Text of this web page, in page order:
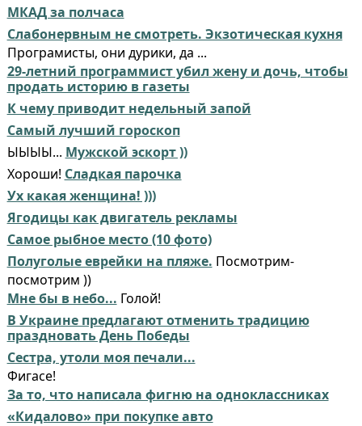
МКАД за полчаса
Слабонервным не смотреть. Экзотическая кухня
Програмисты, они дурики, да ...
29-летний программист убил жену и дочь, чтобы
продать историю в газеты
К чему приводит недельный запой
Самый лучший гороскоп
ЫЫЫЫ... Мужской эскорт ))
Хороши! Сладкая парочка
Ух какая женщина! )))
Ягодицы как двигатель рекламы
Самое рыбное место (10 фото)
Полуголые еврейки на пляже. Посмотрим-
посмотрим ))
Мне бы в небо... Голой!
В Украине предлагают отменить традицию
праздновать День Победы
Сестра, утоли моя печали...
Фигасе!
За то, что написала фигню на одноклассниках
«Кидалово» при покупке авто